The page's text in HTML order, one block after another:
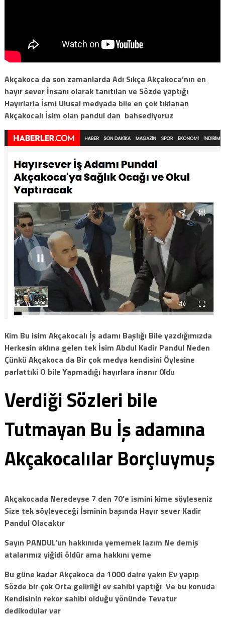
Akçakoca da son zamanlarda Adı Sıkça Akçakoca’nın en
hayır sever İnsanı olarak tanıtılan ve Sözde yaptığı
Hayırlarla İsmi Ulusal medyada bile en çok tıklanan
Akçakocalı İsim olan pandul dan bahsediyoruz
Kim Bu isim Akçakocalı İş adamı Başlığı Bile yazdığımızda
Herkesin aklına gelen tek İsim Abdul Kadir Pandul Neden
Çünkü Akçakoca da Bir çok medya kendisini Öylesine
parlattıki O bile Yapmadığı hayırlara inanır 0ldu
Verdiği Sözleri bile
Tutmayan Bu İş adamına
Akçakocalılar Borçluymuş
Akçakocada Neredeyse 7 den 70’e ismini kime söyleseniz
Size tek söyleyeceği İsminin başında Hayır sever Kadir
Pandul Olacaktır
Sayın PANDUL’un hakkınıda yememek lazım Ne demiş
atalarımız yiğidi öldür ama hakkını yeme
Bu güne kadar Akçakoca da 1000 daire yakın Ev yapıp
Sözde bir çok Orta gelirliği ev sahibi yaptığı Ve bu konuda
Kendisinin rekor sahibi olduğu yönünde Tevatur
dedikodular var